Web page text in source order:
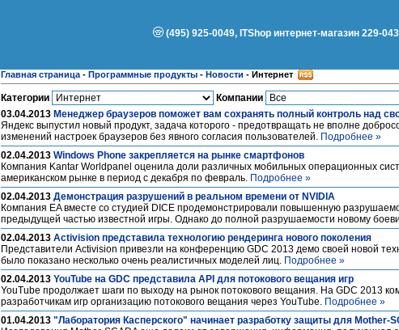
(495) 925-0049, ITShop интернет-магазин 229-
Главная страница - Программные продукты - Новости - Интернет
Категории
Компании
03.04.2013 Менеджер браузеров поможет вам сохранять полный контроль над
Яндекс выпустил новый продукт, задача которого - предотвращать не вполне
изменений настроек браузеров без явного согласия пользователей. Подробнее »
02.04.2013 Windows Phone закрепляется на рынке смартфонов
Компания Kantar Worldpanel оценила доли различных мобильных операционных
американском рынке в период с декабря по февраль. Подробнее »
02.04.2013 Демонстрация разрушений в реальном времени от NVIDIA
Компания EA вместе со студией DICE продемонстрировали повышенную
предыдущей частью известной игры. Однако до полной разрушаемости новому
02.04.2013 Activision представила технологию рендеринга нового поколения
Представители Activision привезли на конференцию GDC 2013 демо своей новой
было показано несколько очень реалистичных моделей лиц. Подробнее »
02.04.2013 YouTube на GDC представила API для потокового вещания игр
YouTube продолжает шаги по выходу на рынок потокового вещания. На GDC 2013
разработчикам игр организацию потокового вещания через YouTube. Подробнее »
01.04.2013 "Лаборатория Касперского" начинает разработку защиты для Mother-